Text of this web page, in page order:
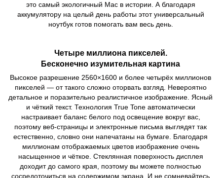
это самый экологичный Mac в истории. А благодаря
аккумулятору на целый день работы этот универсальный
ноутбук готов помогать вам весь день.
Четыре миллиона пикселей.
Бесконечно изумительная картина
Высокое разрешение 2560×1600 и более четырёх миллионов
пикселей — от такого сложно оторвать взгляд. Невероятно
детальное и поразительно реалистичное изображение. Ясный
и чёткий текст. Технология True Tone автоматически
настраивает баланс белого под освещение вокруг вас,
поэтому веб‑страницы и электронные письма выглядят так
естественно, словно они напечатаны на бумаге. Благодаря
миллионам отображаемых цветов изображение очень
насыщенное и чёткое. Стеклянная поверхность дисплея
доходит до самого края, поэтому вы можете полностью
сосредоточиться на содержимом экрана. И не сомневайтесь